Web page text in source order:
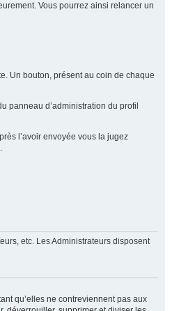
Vous pourrez ainsi relancer un
Un bouton, présent au coin de chaque
panneau d’administration du profil
l’avoir envoyée vous la jugez
etc. Les Administrateurs disposent
qu’elles ne contreviennent pas aux